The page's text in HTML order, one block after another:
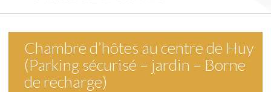
Accueil
La Chambre d’hôtes
Chambre d’hôtes au centre de Huy
(Parking sécurisé – jardin – Borne
de recharge)